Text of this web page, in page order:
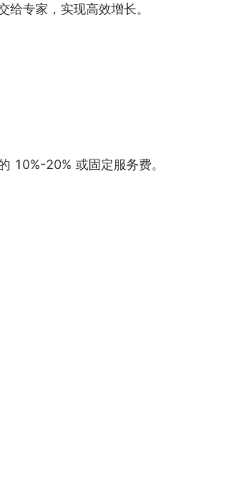
专家，实现高效增长。
10%-20% 或固定服务费。